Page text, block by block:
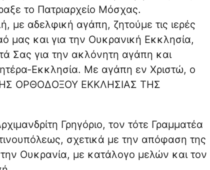
το Πατριαρχείο Μόσχας.
με αδελφική αγάπη, ζητούμε τις ιερές
μας και για την Ουκρανική Εκκλησία,
Σας για την ακλόνητη αγάπη και
Εκκλησία. Με αγάπη εν Χριστώ, ο
ΟΡΘΟΔΟΞΟΥ ΕΚΚΛΗΣΙΑΣ ΤΗΣ
Γρηγόριο, τον τότε Γραμματέα
σχετικά με την απόφαση της
Ουκρανία, με κατάλογο μελών και τον